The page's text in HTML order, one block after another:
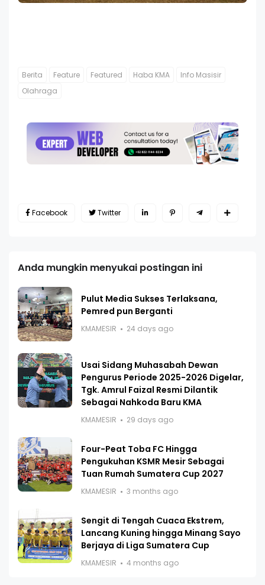
Berita Feature Featured Haba KMA
Info Masisir
Olahraga
Facebook Twitter
Anda mungkin menyukai postingan ini
Pulut Media Sukses Terlaksana,
Pemred pun Berganti
KMAMESIR 24 days ago
Usai Sidang Muhasabah Dewan
Pengurus Periode 2025-2026 Digelar,
Tgk. Amrul Faizal Resmi Dilantik
Sebagai Nahkoda Baru KMA
KMAMESIR 29 days ago
Four-Peat Toba FC Hingga
Pengukuhan KSMR Mesir Sebagai
Tuan Rumah Sumatera Cup 2027
KMAMESIR 3 months ago
Sengit di Tengah Cuaca Ekstrem,
Lancang Kuning hingga Minang Sayo
Berjaya di Liga Sumatera Cup
KMAMESIR 4 months ago